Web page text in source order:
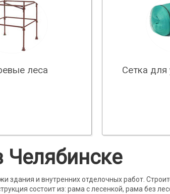
леса Сетка
Челябинске
здания и внутренних отделочных работ.
состоит из: рама с лесенкой, рама без